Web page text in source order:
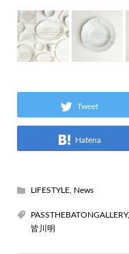
Tweet
Hatena
LIFESTYLE, News
PASSTHEBATONGALLERY,
皆川明